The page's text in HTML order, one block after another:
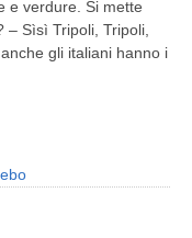
e verdure. Si mette
– Sìsì Tripoli, Tripoli,
gli italiani hanno i